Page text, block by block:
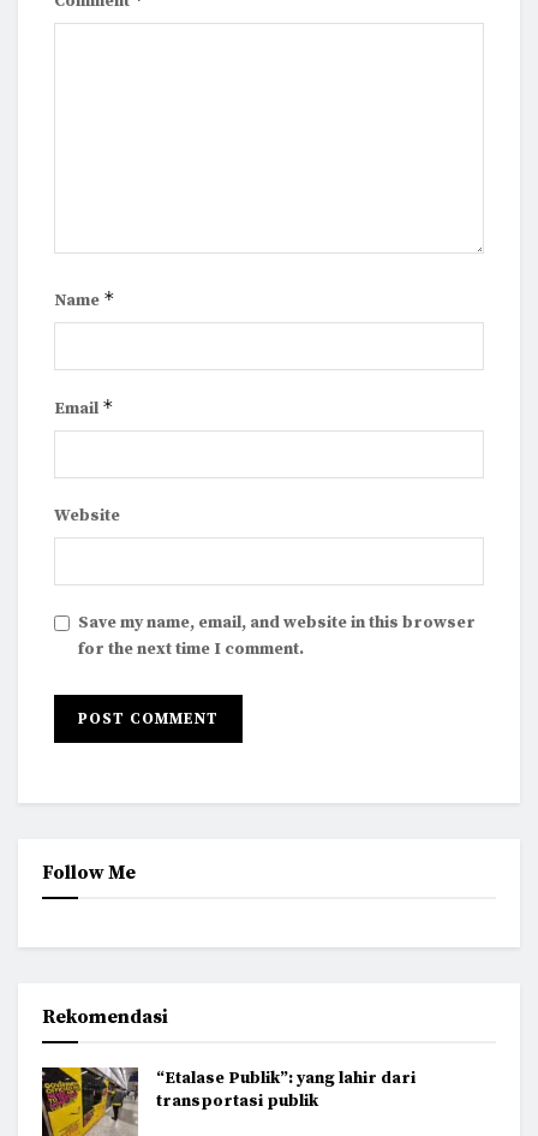
Name *
Email *
Website
Save my name, email, and website in this browser
for the next time I comment.
Follow Me
Rekomendasi
“Etalase Publik”: yang lahir dari
transportasi publik